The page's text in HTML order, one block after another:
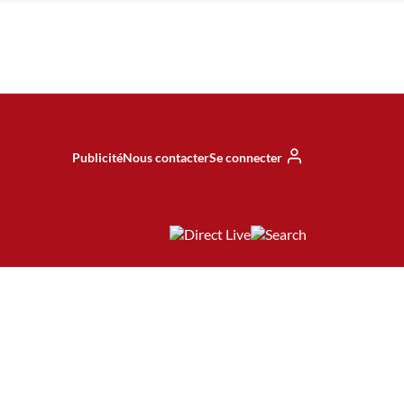
PublicitéNous contacterSe connecter